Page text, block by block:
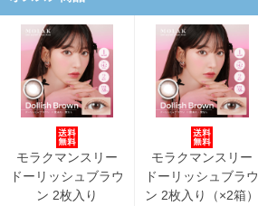
モラクマンスリー
ドーリッシュブラウ
ン 2枚入り
モラクマンスリー
ドーリッシュブラウ
ン 2枚入り（×2箱）